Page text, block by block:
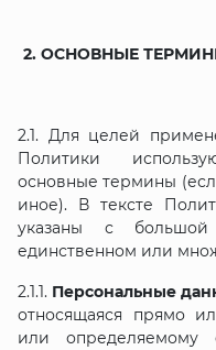
2. ОСНОВНЫЕ
2.1. Для целей
Политики
основные термины
иное). В тексте
указаны с
единственном или
2.1.1. Персональные
относящаяся прямо
или определяемому